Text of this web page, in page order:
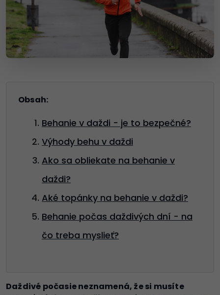
Obsah:
Behanie v daždi - je to bezpečné?
Výhody behu v daždi
Ako sa obliekate na behanie v
daždi?
Aké topánky na behanie v daždi?
Behanie počas daždivých dní - na
čo treba myslieť?
Daždivé počasie neznamená, že si musíte